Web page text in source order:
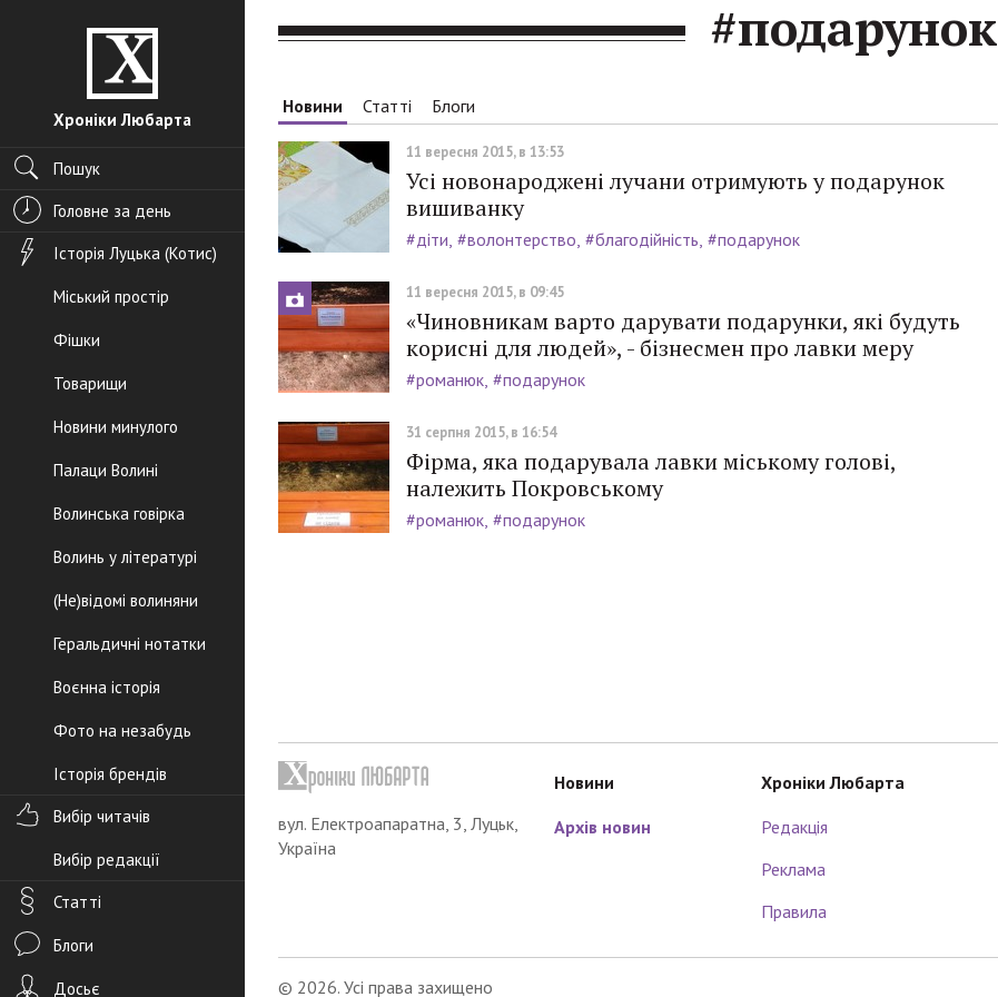
Хроніки Любарта
Пошук
Головне за день
Історія Луцька (Котис)
Міський простір
Фішки
Товарищи
Новини минулого
Палаци Волині
Волинська говірка
Волинь у літературі
(Не)відомі волиняни
Геральдичні нотатки
Воєнна історія
Фото на незабудь
Історія брендів
Вибір читачів
Вибір редакції
Статті
Блоги
Досьє
#подарунок
Новини Статті Блоги
11 вересня 2015, в 13:53
Усі новонароджені лучани отримують у подарунок
вишиванку
#діти #волонтерство #благодійність #подарунок
11 вересня 2015, в 09:45
«Чиновникам варто дарувати подарунки, які будуть
корисні для людей», - бізнесмен про лавки меру
#романюк #подарунок
31 серпня 2015, в 16:54
Фірма, яка подарувала лавки міському голові,
належить Покровському
#романюк #подарунок
вул. Електроапаратна, 3, Луцьк,
Україна
Новини
Архів новин
Хроніки Любарта
Редакція
Реклама
Правила
© 2026. Усі права захищено